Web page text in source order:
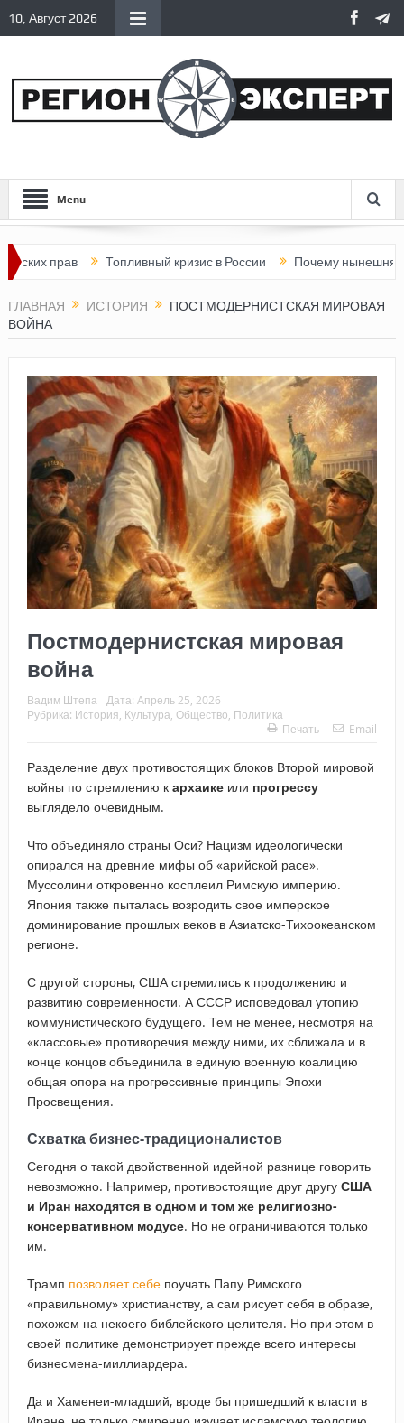
10, Август 2026
Menu
прав Топливный кризис в России Почему нынешняя
ГЛАВНАЯ ИСТОРИЯ
ПОСТМОДЕРНИСТСКАЯ МИРОВАЯ
ВОЙНА
Постмодернистская мировая
война
Вадим Штепа Дата: Апрель 25, 2026
Рубрика: История Культура Общество Политика
Печать
Email
Разделение двух противостоящих блоков Второй мировой
войны по стремлению к архаикеили прогрессу
выглядело очевидным.
Что объединяло страны Оси? Нацизм идеологически
опирался на древние мифы об «арийской расе».
Муссолини откровенно косплеил Римскую империю.
Япония также пыталась возродить свое имперское
доминирование прошлых веков в Азиатско-Тихоокеанском
регионе.
С другой стороны, США стремились к продолжению и
развитию современности. А СССР исповедовал утопию
коммунистического будущего. Тем не менее, несмотря на
«классовые» противоречия между ними, их сближала и в
конце концов объединила в единую военную коалицию
общая опора на прогрессивные принципы Эпохи
Просвещения.
Схватка бизнес-традиционалистов
Сегодня о такой двойственной идейной разнице говорить
невозможно. Например, противостоящие друг другу США
и Иран находятся в одном и том же религиозно-
консервативном модусе. Но не ограничиваются только
им.
Трамп позволяет себепоучать Папу Римского
«правильному» христианству, а сам рисует себя в образе,
похожем на некоего библейского целителя. Но при этом в
своей политике демонстрирует прежде всего интересы
бизнесмена-миллиардера.
Да и Хаменеи-младший, вроде бы пришедший к власти в